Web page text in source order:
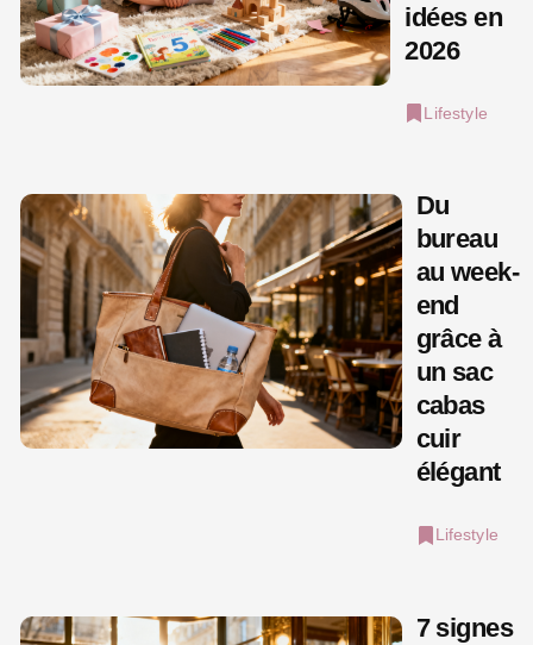
idées en
2026
Lifestyle
Du
bureau
au week-
end
grâce à
un sac
cabas
cuir
élégant
Lifestyle
7 signes